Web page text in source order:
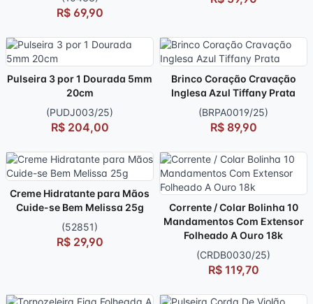
R$ 69,90
Pulseira 3 por 1 Dourada 5mm
20cm
(PUDJ003/25)
R$ 204,00
Brinco Coração Cravação
Inglesa Azul Tiffany Prata
(BRPA0019/25)
R$ 89,90
Creme Hidratante para Mãos
Cuide-se Bem Melissa 25g
(52851)
R$ 29,90
Corrente / Colar Bolinha 10
Mandamentos Com Extensor
Folheado A Ouro 18k
(CRDB0030/25)
R$ 119,70